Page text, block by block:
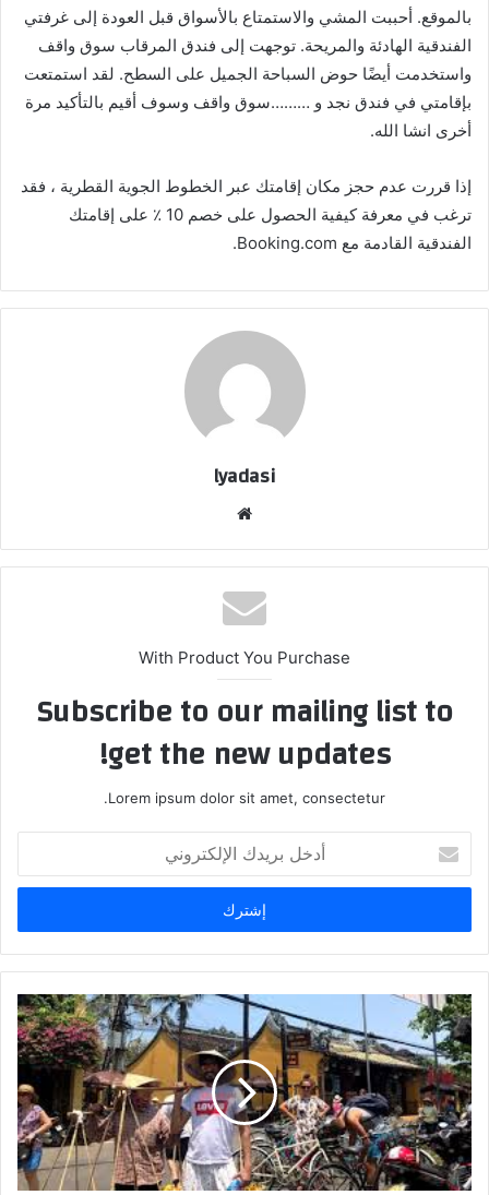
بالموقع. أحببت المشي والاستمتاع بالأسواق قبل العودة إلى غرفتي
الفندقية الهادئة والمريحة. توجهت إلى فندق المرقاب سوق واقف
واستخدمت أيضًا حوض السباحة الجميل على السطح. لقد استمتعت
بإقامتي في فندق نجد و ………سوق واقف وسوف أقيم بالتأكيد مرة
أخرى انشا الله.
إذا قررت عدم حجز مكان إقامتك عبر الخطوط الجوية القطرية ، فقد
ترغب في معرفة كيفية الحصول على خصم 10 ٪ على إقامتك
الفندقية القادمة مع Booking.com.
lyadasi
With Product You Purchase
Subscribe to our mailing list to
get the new updates!
Lorem ipsum dolor sit amet, consectetur.
بريدك
الإلكتروني